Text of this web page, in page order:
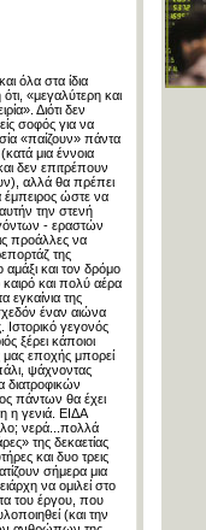
όλα στα ίδια
«μεγαλύτερη και
Διότι δεν
σοφός για να
«παίζουν» πάντα
(κατά μια έννοια
δεν επιτρέπουν
αλλά θα πρέπει
έμπειρος ώστε να
την στενή
- εραστών
προάλλες να
της
αμάξι και τον δρόμο
και πολύ αέρα
εγκαίνια της
έναν αιώνα
γεγονός
ξέρει κάποιοι
μας εποχής μπορεί
ψάχνοντας
διατροφικών
πάντων θα έχει
η γενιά. ΕΙΔΑ
νερά...πολλά
της δεκαετίας
και δυο τρεις
σήμερα μια
να ομιλεί στο
του έργου, που
(και την